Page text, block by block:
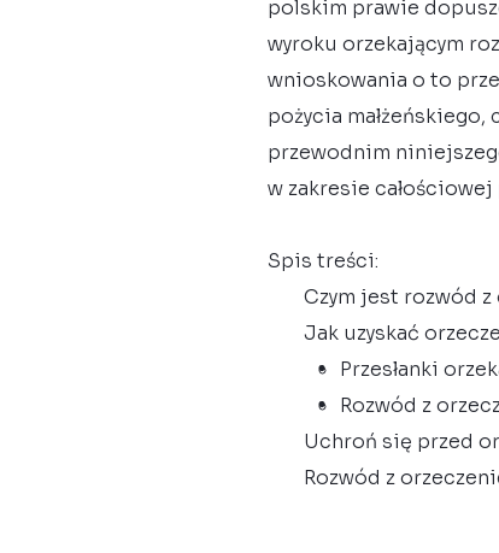
polskim prawie
wyroku orzekającym
wnioskowania o to
pożycia
przewodnim
w zakresie
Spis treści:
Czym jest rozwód
Jak uzyskać
Przesłanki
Rozwód z
Uchroń się przed
Rozwód z